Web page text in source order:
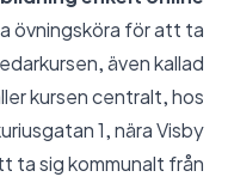
övningsköra för att ta
även kallad
kursen centralt, hos
1, nära Visby
ta sig kommunalt från